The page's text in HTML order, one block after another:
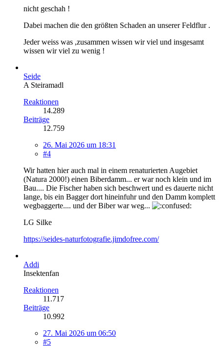
nicht geschah !
Dabei machen die den größten Schaden an unserer Feldflur .
Jeder weiss was ,zusammen wissen wir viel und insgesamt
wissen wir viel zu wenig !
Seide
A Steiramadl
Reaktionen
14.289
Beiträge
12.759
26. Mai 2026 um 18:31
#4
Wir hatten hier auch mal in einem renaturierten Augebiet
(Natura 2000!) einen Biberdamm... er war noch klein und im
Bau.... Die Fischer haben sich beschwert und es dauerte nicht
lange, bis ein Bagger dort hineinfuhr und den Damm komplett
wegbaggerte.... und der Biber war weg...
LG Silke
https://seides-naturfotografie.jimdofree.com/
Addi
Insektenfan
Reaktionen
11.717
Beiträge
10.992
27. Mai 2026 um 06:50
#5